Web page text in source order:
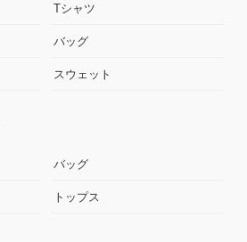
Tシャツ
バッグ
スウェット
バッグ
トップス